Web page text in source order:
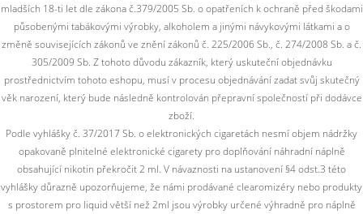
Tento výrobok je určený na predaj len osobám starším ako 18 rokov.
mladších 18-ti let dle zákona č.379/2005 Sb. o opatřeních k ochraně před škodami
působenými tabákovými výrobky, alkoholem a jinými návykovými látkami a o
změně souvisejících zákonů ve znění zákonů č. 225/2006 Sb., č. 274/2008 Sb. a č.
305/2009 Sb. Z tohoto důvodu zákazník, který uskuteční objednávku
prostřednictvím tohoto eshopu, musí v procesu objednávání zadat svůj skutečný
věk narození, který bude následně kontrolován přepravní společností při dodávce
zboží.
Podle vyhlášky č. 37/2017 Sb. o elektronických cigaretách nesmí objem nádržky
opakovaně plnitelné elektronické cigarety pro doplňování náhradní náplně
obsahující nikotin překročit 2 ml. V návaznosti na ustanovení §4 odst.3 této
vyhlášky důrazně upozorňujeme, že námi prodávané clearomizéry nebo produkty
s prostorem pro liquid větší než 2ml jsou výrobky určené výhradně pro náplně